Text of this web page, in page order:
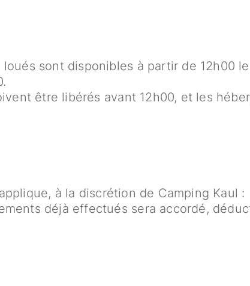
L’être humain
sont disponibles à partir de 12h00 le
être libérés avant 12h00, et les
à la discrétion de Camping Kaul :
déjà effectués sera accordé,